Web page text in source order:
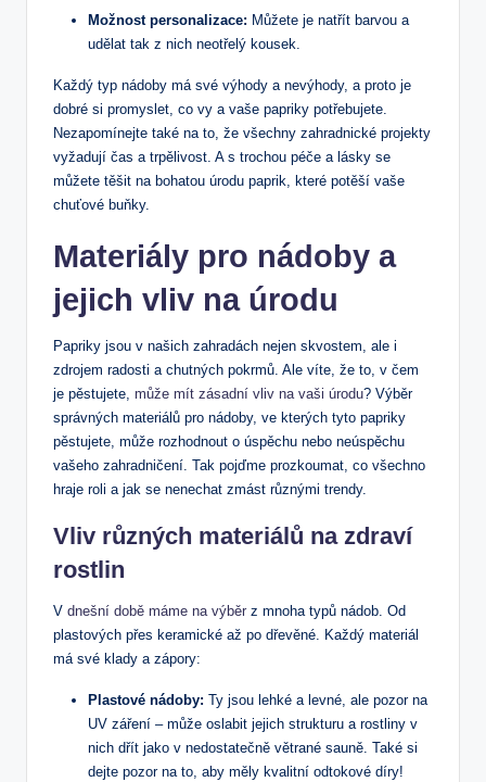
Možnost personalizace: Můžete je natřít barvou a
udělat tak z nich neotřelý kousek.
Každý typ nádoby má své výhody a nevýhody, a proto je
dobré si promyslet, co vy a vaše papriky potřebujete.
Nezapomínejte také na to, že všechny zahradnické projekty
vyžadují čas a trpělivost. A s trochou péče a lásky se
můžete těšit na bohatou úrodu paprik, které potěší vaše
chuťové buňky.
Materiály pro nádoby a
jejich vliv na úrodu
Papriky jsou v našich zahradách nejen skvostem, ale i
zdrojem radosti a chutných pokrmů. Ale víte, že to, v čem
je pěstujete, může mít zásadní vliv na vaši úrodu? Výběr
správných materiálů pro nádoby, ve kterých tyto papriky
pěstujete, může rozhodnout o úspěchu nebo neúspěchu
vašeho zahradničení. Tak pojďme prozkoumat, co všechno
hraje roli a jak se nenechat zmást různými trendy.
Vliv různých materiálů na zdraví
rostlin
V dnešní době máme na výběr z mnoha typů nádob. Od
plastových přes keramické až po dřevěné. Každý materiál
má své klady a zápory:
Plastové nádoby: Ty jsou lehké a levné, ale pozor na
UV záření – může oslabit jejich strukturu a rostliny v
nich dřít jako v nedostatečně větrané sauně. Také si
dejte pozor na to, aby měly kvalitní odtokové díry!